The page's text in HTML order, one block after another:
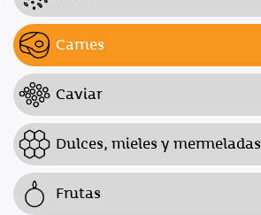
Carnes
Caviar
Dulces, mieles y mermeladas
Frutas